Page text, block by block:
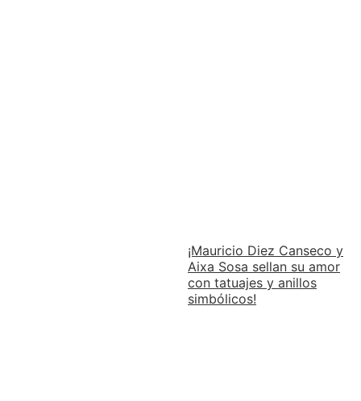
¡Mauricio Diez Canseco y
Aixa Sosa sellan su amor
con tatuajes y anillos
simbólicos!